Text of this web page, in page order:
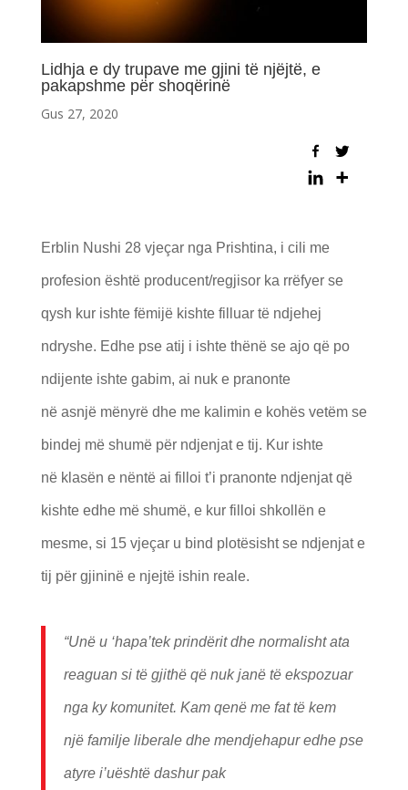
Lidhja e dy trupave me gjini të njëjtë, e
pakapshme për shoqërinë
Gus 27, 2020
Erblin Nushi 28 vjeçar nga Prishtina, i cili me
profesion është producent/regjisor ka rrëfyer se
qysh kur ishte fëmijë kishte filluar të ndjehej
ndryshe. Edhe pse atij i ishte thënë se ajo që po
ndijente ishte gabim, ai nuk e pranonte
në asnjë mënyrë dhe me kalimin e kohës vetëm se
bindej më shumë për ndjenjat e tij. Kur ishte
në klasën e nëntë ai filloi t’i pranonte ndjenjat që
kishte edhe më shumë, e kur filloi shkollën e
mesme, si 15 vjeçar u bind plotësisht se ndjenjat e
tij për gjininë e njejtë ishin reale.
“Unë u ‘hapa’tek prindërit dhe normalisht ata
reaguan si të gjithë që nuk janë të ekspozuar
nga ky komunitet. Kam qenë me fat të kem
një familje liberale dhe mendjehapur edhe pse
atyre i’uështë dashur pak